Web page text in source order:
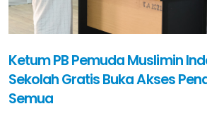
Ketum PB Pemuda Muslimin
Sekolah Gratis Buka Akses
Semua